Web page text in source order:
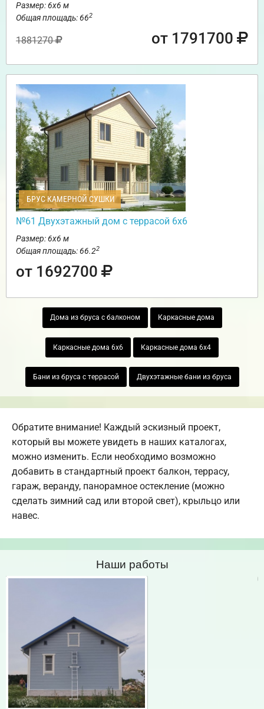
Размер: 6х6 м
Общая площадь: 662
1881270 от 1791700
БРУС КАМЕРНОЙ СУШКИ
№61 Двухэтажный дом с террасой 6х6
Размер: 6х6 м
Общая площадь: 66.22
от 1692700
Дома из бруса с балконом Каркасные дома
Каркасные дома 6х6 Каркасные дома 6х4
Бани из бруса с террасой Двухэтажные бани из бруса
Обратите внимание! Каждый эскизный проект,
который вы можете увидеть в наших каталогах,
можно изменить. Если необходимо возможно
добавить в стандартный проект балкон, террасу,
гараж, веранду, панорамное остекление (можно
сделать зимний сад или второй свет), крыльцо или
навес.
Наши работы